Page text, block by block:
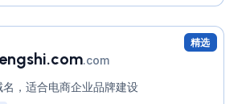
精选
.com
，适合电商企业品牌建设